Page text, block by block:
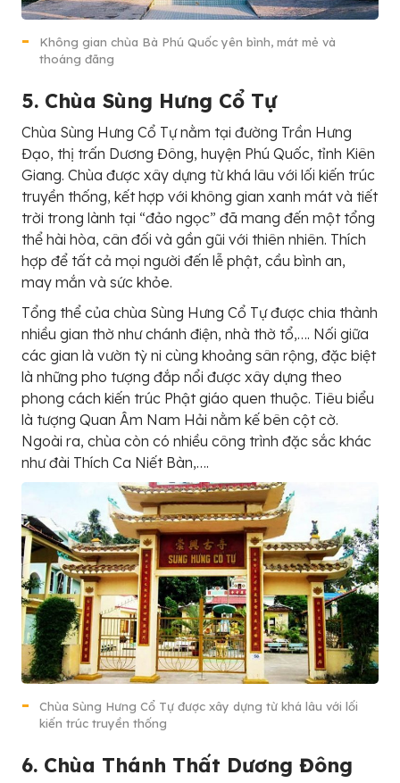
Không gian chùa Bà Phú Quốc yên bình, mát mẻ và
thoáng đãng
5. Chùa Sùng Hưng Cổ Tự
Chùa Sùng Hưng Cổ Tự nằm tại đường Trần Hưng
Đạo, thị trấn Dương Đông, huyện Phú Quốc, tỉnh Kiên
Giang. Chùa được xây dựng từ khá lâu với lối kiến trúc
truyền thống, kết hợp với không gian xanh mát và tiết
trời trong lành tại “đảo ngọc” đã mang đến một tổng
thể hài hòa, cân đối và gần gũi với thiên nhiên. Thích
hợp để tất cả mọi người đến lễ phật, cầu bình an,
may mắn và sức khỏe.
Tổng thể của chùa Sùng Hưng Cổ Tự được chia thành
nhiều gian thờ như chánh điện, nhà thờ tổ,…. Nối giữa
các gian là vườn tỳ ni cùng khoảng sân rộng, đặc biệt
là những pho tượng đắp nổi được xây dựng theo
phong cách kiến trúc Phật giáo quen thuộc. Tiêu biểu
là tượng Quan Âm Nam Hải nằm kế bên cột cờ.
Ngoài ra, chùa còn có nhiều công trình đặc sắc khác
như đài Thích Ca Niết Bàn,….
Chùa Sùng Hưng Cổ Tự được xây dựng từ khá lâu với lối
kiến trúc truyền thống
6. Chùa Thánh Thất Dương Đông